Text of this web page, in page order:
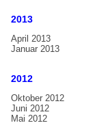
Galerie
2013
April 2013
Januar 2013
2012
Oktober 2012
Juni 2012
Mai 2012